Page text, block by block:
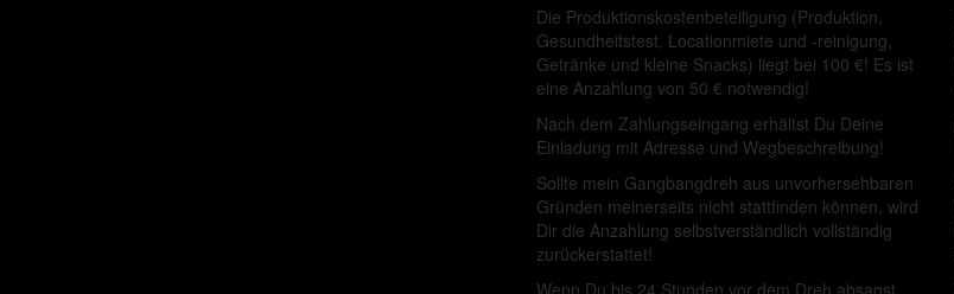
Die Produktionskostenbeteiligung (Produktion,
Gesundheitstest, Locationmiete und -reinigung,
Getränke und kleine Snacks) liegt bei 100 €! Es ist
eine Anzahlung von 50 € notwendig!
Nach dem Zahlungseingang erhältst Du Deine
Einladung mit Adresse und Wegbeschreibung!
Sollte mein Gangbangdreh aus unvorhersehbaren
Gründen meinerseits nicht stattfinden können, wird
Dir die Anzahlung selbstverständlich vollständig
zurückerstattet!
Wenn Du bis 24 Stunden vor dem Dreh absagst…